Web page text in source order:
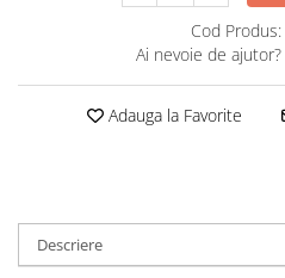
Cod Produs:
Ai nevoie de ajutor?
Adauga la Favorite
Descriere